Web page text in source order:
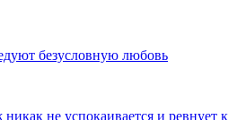
безусловную любовь
не успокаивается и ревнует к